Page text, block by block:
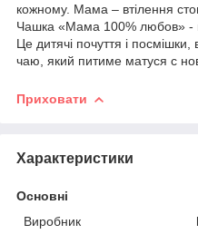
кожному. Мама – втілення
Чашка «Мама 100% любов» -
Це дитячі почуття і посмішки,
чаю, який питиме матуся с
Приховати
Характеристики
Основні
Виробник